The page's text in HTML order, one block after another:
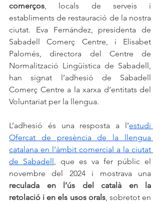
comerços, locals de serveis i
establiments de restauració de la nostra
ciutat. Eva Fernández, presidenta de
Sabadell Comerç Centre, i Elisabet
Palomés, directora del Centre de
Normalització Lingüística de Sabadell,
han signat l’adhesió de Sabadell
Comerç Centre a la xarxa d’entitats del
Voluntariat per la llengua.
L’adhesió és una resposta a l’estudi
Ofercat de presència de la llengua
catalana en l’àmbit comercial a la ciutat
de Sabadell , que es va fer públic el
reculada en l’ús del català en la
retolació i en els usos orals, sobretot en